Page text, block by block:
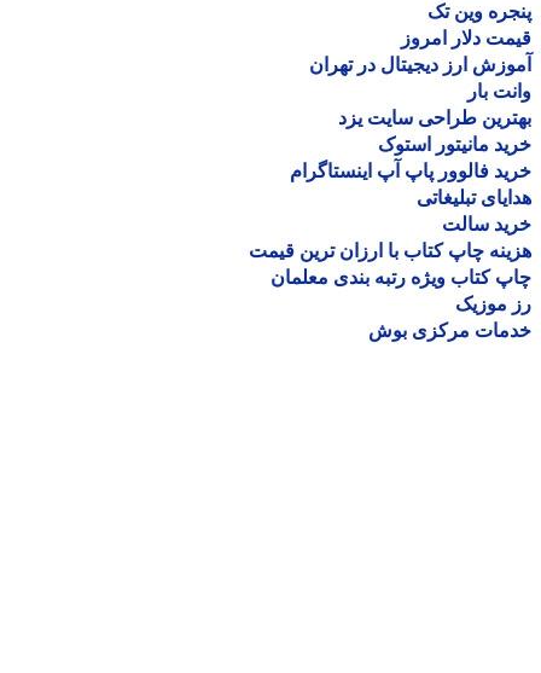
وین تک
دلار امروز
ارز دیجیتال در تهران
بار
طراحی سایت یزد
مانیتور استوک
فالوور پاپ آپ اینستاگرام
تبلیغاتی
سالت
چاپ کتاب با ارزان ترین قیمت
کتاب ویژه رتبه بندی معلمان
موزیک
مرکزی بوش